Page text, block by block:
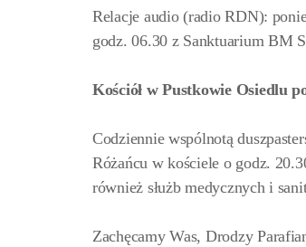
Relacje audio (radio RDN):
godz. 06.30 z Sanktuarium BM
Kościół w Pustkowie Osiedlu
Codziennie wspólnotą
Różańcu w kościele o godz.
również służb medycznych i
Zachęcamy Was, Drodzy